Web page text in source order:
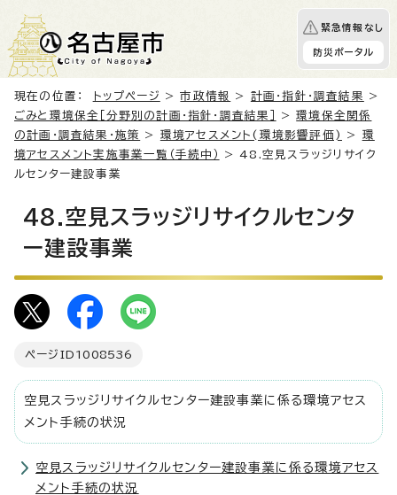
緊急情報なし
防災ポータル
現在の位置： トップページ >市政情報 > 計画・指針・調査結果
>
ごみと環境保全［分野別の計画・指針・調査結果］
>環境保全関係
の計画・調査結果・施策
> 環境アセスメント(環境影響評価) > 環
境アセスメント実施事業一覧（手続中）
> 48.空見スラッジリサイク
ルセンター建設事業
48.空見スラッジリサイクルセンタ
ー建設事業
ページID 1008536
空見スラッジリサイクルセンター建設事業に係る環境アセス
メント手続の状況
空見スラッジリサイクルセンター建設事業に係る環境アセス
メント手続の状況